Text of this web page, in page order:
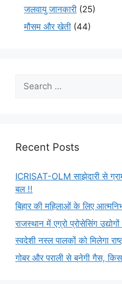
जलवायु जानकारी (25)
मौसम और खेती (44)
Recent Posts
ICRISAT-OLM साझेदारी से
बल !!
बिहार की महिलाओं के लिए
राजस्थान में एग्रो प्रोसेसिंग
स्वदेशी नस्ल पालकों को मिलेगा
गोबर और पराली से बनेगी गैस,